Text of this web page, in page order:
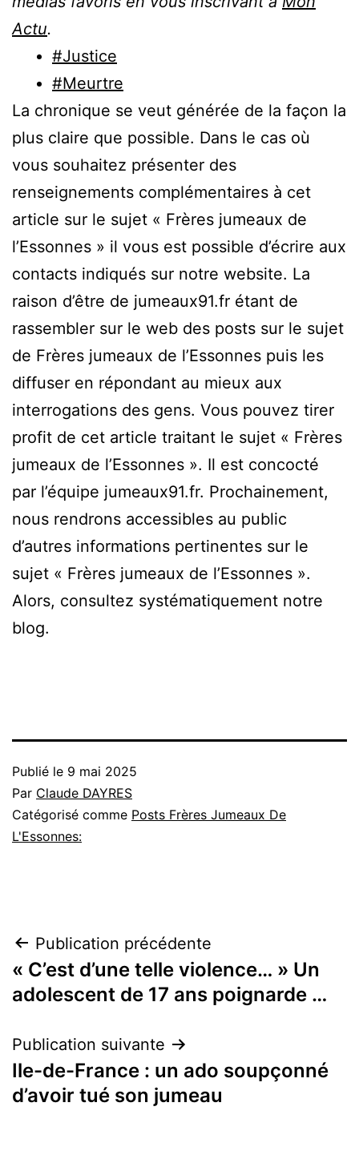
Actu.
#Justice
#Meurtre
La chronique se veut générée de la façon la
plus claire que possible. Dans le cas où
vous souhaitez présenter des
renseignements complémentaires à cet
article sur le sujet « Frères jumeaux de
l’Essonnes » il vous est possible d’écrire aux
contacts indiqués sur notre website. La
raison d’être de jumeaux91.fr étant de
rassembler sur le web des posts sur le sujet
de Frères jumeaux de l’Essonnes puis les
diffuser en répondant au mieux aux
interrogations des gens. Vous pouvez tirer
profit de cet article traitant le sujet « Frères
jumeaux de l’Essonnes ». Il est concocté
par l’équipe jumeaux91.fr. Prochainement,
nous rendrons accessibles au public
d’autres informations pertinentes sur le
sujet « Frères jumeaux de l’Essonnes ».
Alors, consultez systématiquement notre
blog.
Publié le 9 mai 2025
Par Claude DAYRES
Catégorisé comme Posts Frères Jumeaux De
L'Essonnes:
Navigation
de
Publication précédente
« C’est d’une telle violence… » Un
adolescent de 17 ans poignarde …
Publication suivante
Ile-de-France : un ado soupçonné
d’avoir tué son jumeau